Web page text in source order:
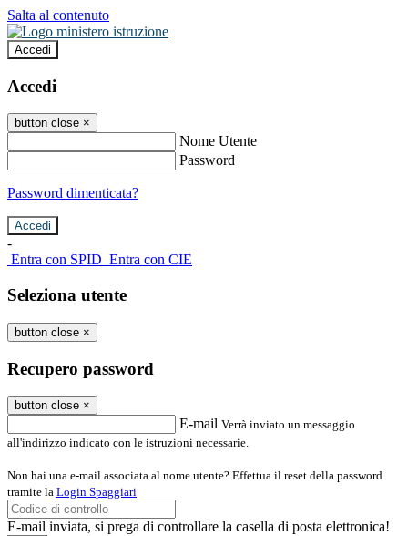
Salta al contenuto
Accedi
Accedi
button close ×
Nome Utente
Password
Password dimenticata?
-
Entra con SPID Entra con CIE
Seleziona utente
button close ×
Recupero password
button close ×
E-mail Verrà inviato un messaggio
all'indirizzo indicato con le istruzioni necessarie.
Non hai una e-mail associata al nome utente? Effettua il reset della password
tramite la Login Spaggiari
E-mail inviata, si prega di controllare la casella di posta elettronica!